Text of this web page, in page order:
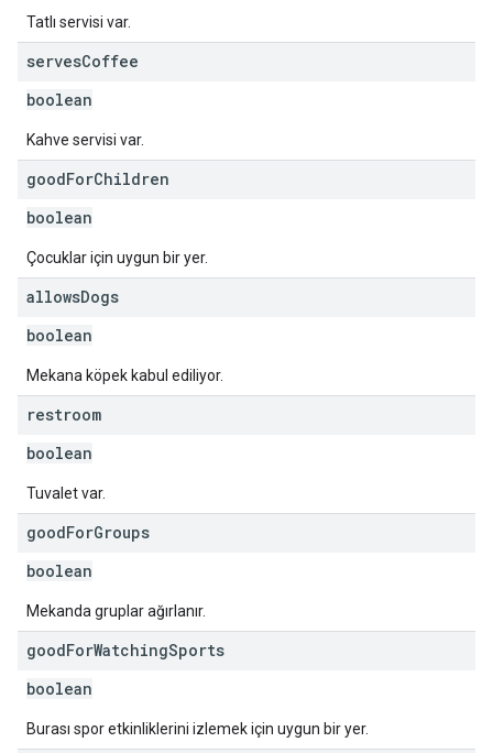
Tatlı servisi var.
servesCoffee
boolean
Kahve servisi var.
goodForChildren
boolean
Çocuklar için uygun bir yer.
allowsDogs
boolean
Mekana köpek kabul ediliyor.
restroom
boolean
Tuvalet var.
goodForGroups
boolean
Mekanda gruplar ağırlanır.
goodForWatchingSports
boolean
Burası spor etkinliklerini izlemek için uygun bir yer.